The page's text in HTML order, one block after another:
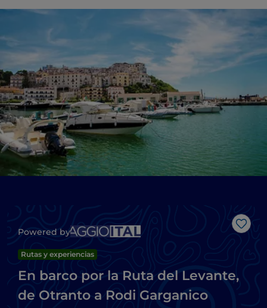
Me
Powered by
Rutas y experiencias
En barco por la Ruta del Levante,
de Otranto a Rodi Garganico